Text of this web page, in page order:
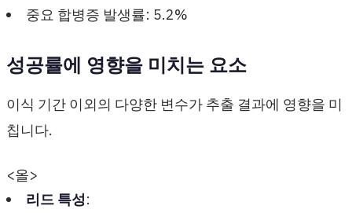
중요 합병증 발생률: 5.2%
성공률에 영향을 미치는 요소
이식 기간 이외의 다양한 변수가 추출 결과에 영향을 미
칩니다.
<올>
리드 특성: